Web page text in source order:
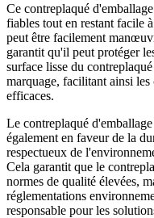
Ce contreplaqué
fiables tout en restant facile
peut être facilement
garantit qu'il peut protéger
surface lisse du
marquage, facilitant ainsi
efficaces.
Le contreplaqué
également en faveur de la
respectueux de
Cela garantit que le
normes de qualité élevées,
réglementations
responsable pour les